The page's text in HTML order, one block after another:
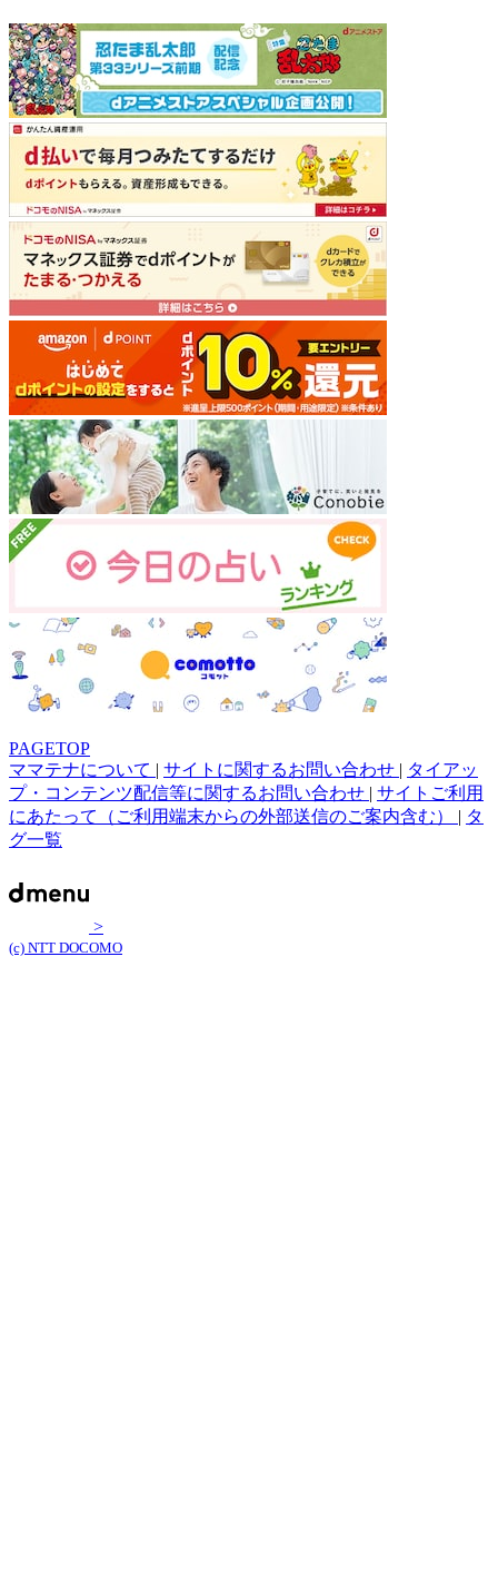
PAGETOP
ママテナについて | サイトに関するお問い合わせ | タイアッ
プ・コンテンツ配信等に関するお問い合わせ | サイトご利用
にあたって（ご利用端末からの外部送信のご案内含む） | タ
グ一覧
>
(c) NTT DOCOMO